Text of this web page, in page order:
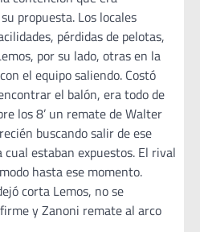
propuesta. Los locales
pérdidas de pelotas,
por su lado, otras en la
el equipo saliendo. Costó
el balón, era todo de
los 8’ un remate de Walter
buscando salir de ese
cual estaban expuestos. El rival
hasta ese momento.
corta Lemos, no se
y Zanoni remate al arco